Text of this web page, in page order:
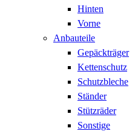
Hinten
Vorne
Anbauteile
Gepäckträger
Kettenschutz
Schutzbleche
Ständer
Stützräder
Sonstige